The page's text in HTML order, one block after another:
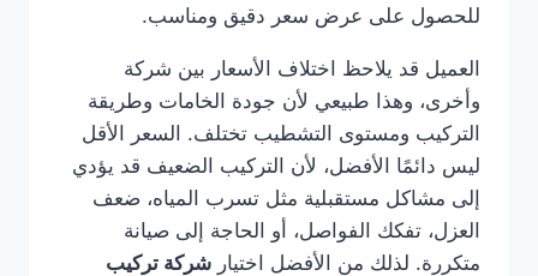
للحصول على عرض سعر دقيق ومناسب.
العميل قد يلاحظ اختلاف الأسعار بين شركة
وأخرى، وهذا طبيعي لأن جودة الخامات وطريقة
التركيب ومستوى التشطيب تختلف. السعر الأقل
ليس دائمًا الأفضل، لأن التركيب الضعيف قد يؤدي
إلى مشاكل مستقبلية مثل تسرب المياه، ضعف
العزل، تفكك الفواصل، أو الحاجة إلى صيانة
متكررة. لذلك من الأفضل اختيار شركة تركيب